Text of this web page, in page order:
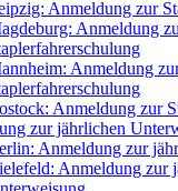
Anmeldung zur
Anmeldung
Anmeldung
Anmeldung zur
zur jährlichen
Anmeldung zur
Anmeldung zur